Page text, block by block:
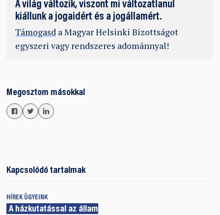
A világ változik, viszont mi változatlanul
kiállunk a jogaidért és a jogállamért.
Támogasd a Magyar Helsinki Bizottságot
egyszeri vagy rendszeres adománnyal!
Megosztom másokkal
Kapcsolódó tartalmak
HÍREK ÜGYEINK
A házkutatással az állam